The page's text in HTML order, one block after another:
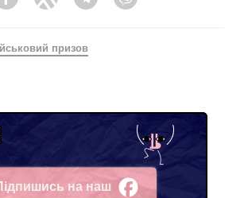
FacebookTwitter Telegram
призов
на наш